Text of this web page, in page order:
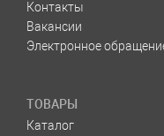
Контакты
Вакансии
Электронное
ТОВАРЫ
Каталог